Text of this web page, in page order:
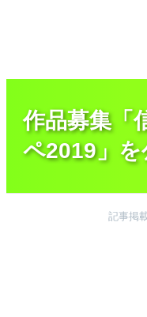
作品募集「
ペ2019」
記事掲